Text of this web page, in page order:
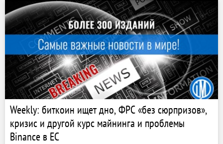
Weekly: биткоин ищет дно, ФРС «без сюрпризов»,
кризис и другой курс майнинга и проблемы
Binance в ЕС